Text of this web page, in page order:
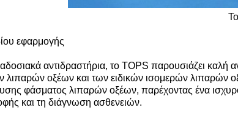
εφαρμογής
αντιδραστήρια, το TOPS παρουσιάζει
οξέων και των ειδικών ισομερών λιπαρών
φάσματος λιπαρών οξέων, παρέχοντας ένα
και τη διάγνωση ασθενειών.